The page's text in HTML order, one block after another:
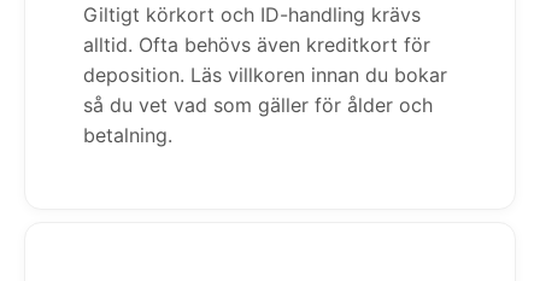
Giltigt körkort och ID-handling krävs
alltid. Ofta behövs även kreditkort för
deposition. Läs villkoren innan du bokar
så du vet vad som gäller för ålder och
betalning.